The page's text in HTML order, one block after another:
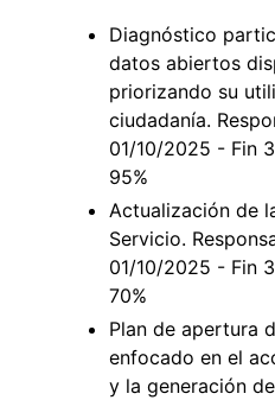
Diagnóstico
datos abiertos
priorizando su
ciudadanía.
01/10/2025 - Fin
95%
Actualización de
Servicio.
01/10/2025 - Fin
70%
Plan de apertura
enfocado en el
y la generación